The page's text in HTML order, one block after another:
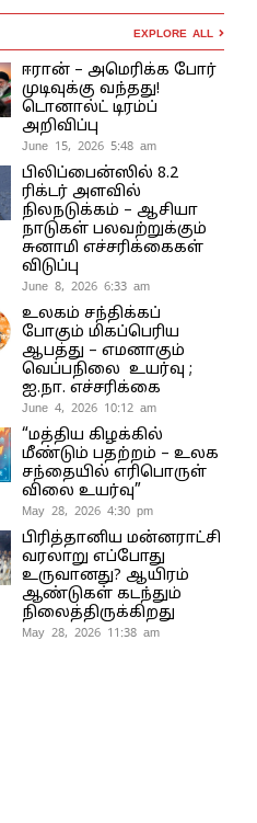
EXPLORE ALL
ஈரான் – அமெரிக்க போர்
முடிவுக்கு வந்தது!
டொனால்ட் டிரம்ப்
அறிவிப்பு
June 15, 2026 5:48 am
பிலிப்பைன்ஸில் 8.2
ரிக்டர் அளவில்
நிலநடுக்கம் – ஆசியா
நாடுகள் பலவற்றுக்கும்
சுனாமி எச்சரிக்கைகள்
விடுப்பு
June 8, 2026 6:33 am
உலகம் சந்திக்கப்
போகும் மிகப்பெரிய
ஆபத்து – எமனாகும்
வெப்பநிலை உயர்வு ;
ஐ.நா. எச்சரிக்கை
June 4, 2026 10:12 am
“மத்திய கிழக்கில்
மீண்டும் பதற்றம் – உலக
சந்தையில் எரிபொருள்
விலை உயர்வு”
May 28, 2026 4:30 pm
பிரித்தானிய மன்னராட்சி
வரலாறு எப்போது
உருவானது? ஆயிரம்
ஆண்டுகள் கடந்தும்
நிலைத்திருக்கிறது
May 28, 2026 11:38 am